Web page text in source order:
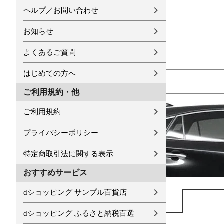
ヘルプ／お問い合わせ
お知らせ
よくあるご質問
はじめての方へ
ご利用規約・他
ご利用規約
プライバシーポリシー
特定商取引法に関する表示
おすすめサービス
dショッピング サンプル百貨店
dショッピング ふるさと納税百選